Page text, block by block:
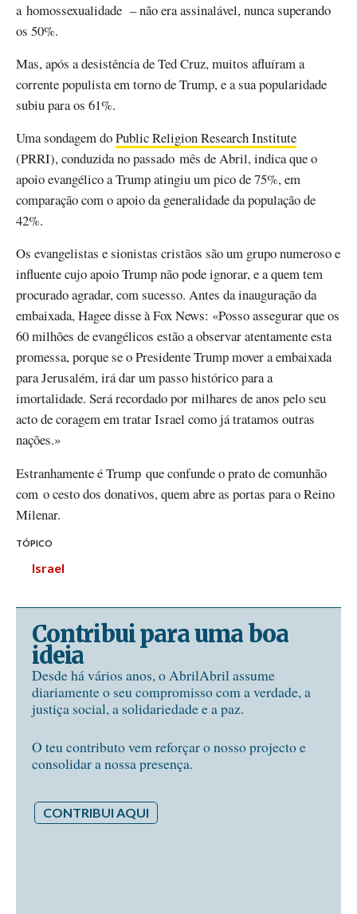
a homossexualidade – não era assinalável, nunca superando
os 50%.
Mas, após a desistência de Ted Cruz, muitos afluíram a
corrente populista em torno de Trump, e a sua popularidade
subiu para os 61%.
Uma sondagem doPublic Religion Research Institute
(PRRI), conduzida no passado mês de Abril, indica que o
apoio evangélico a Trump atingiu um pico de 75%, em
comparação com o apoio da generalidade da população de
42%.
Os evangelistas e sionistas cristãos são um grupo numeroso e
influente cujo apoio Trump não pode ignorar, e a quem tem
procurado agradar, com sucesso. Antes da inauguração da
embaixada, Hagee disse à Fox News: «Posso assegurar que os
60 milhões de evangélicos estão a observar atentamente esta
promessa, porque se o Presidente Trump mover a embaixada
para Jerusalém, irá dar um passo histórico para a
imortalidade. Será recordado por milhares de anos pelo seu
acto de coragem em tratar Israel como já tratamos outras
nações.»
Estranhamente é Trump que confunde o prato de comunhão
com o cesto dos donativos, quem abre as portas para o Reino
Milenar.
TÓPICO
Israel
Contribui para uma boa
ideia
Desde há vários anos, o AbrilAbril assume
diariamente o seu compromisso com a verdade, a
justiça social, a solidariedade e a paz.
O teu contributo vem reforçar o nosso projecto e
consolidar a nossa presença.
CONTRIBUI AQUI